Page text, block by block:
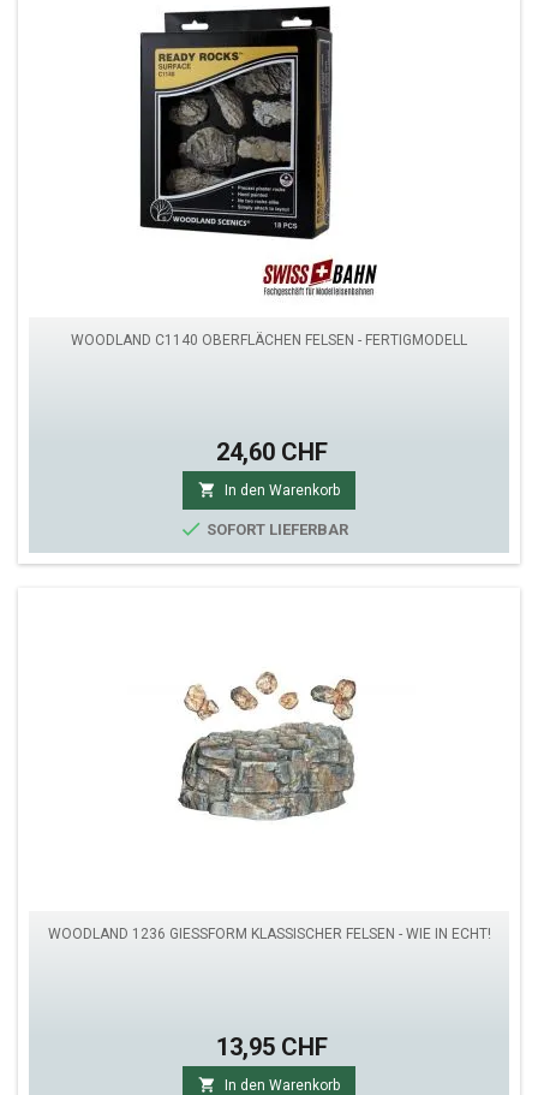
WOODLAND C1140 OBERFLÄCHEN FELSEN - FERTIGMODELL
24,60 CHF
 In den Warenkorb
 SOFORT LIEFERBAR
WOODLAND 1236 GIESSFORM KLASSISCHER FELSEN - WIE IN ECHT!
13,95 CHF
 In den Warenkorb